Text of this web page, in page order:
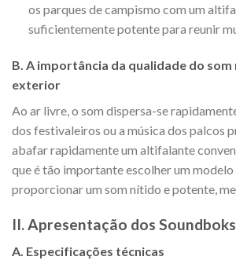
os parques de campismo com um
suficientemente potente para reunir
B. A importância da qualidade do
exterior
Ao ar livre, o som dispersa-se
dos festivaleiros ou a música dos palcos
abafar rapidamente um altifalante
que é tão importante escolher um
proporcionar um som nítido e potente,
II. Apresentação dos Soundboks
A. Especificações técnicas